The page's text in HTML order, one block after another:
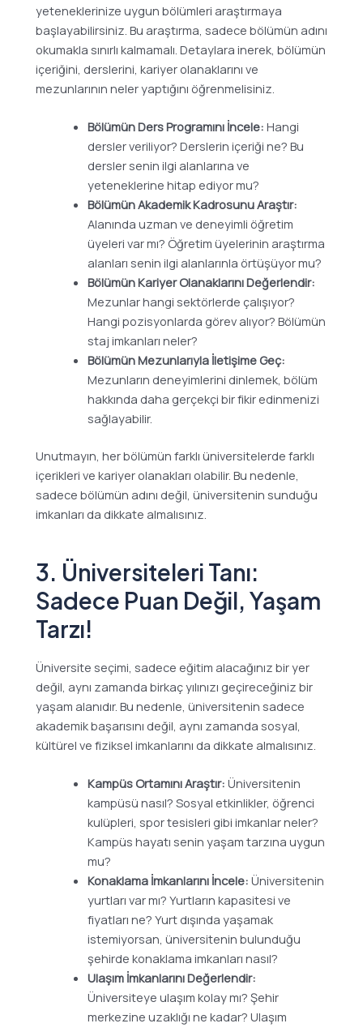
yeteneklerinize uygun bölümleri araştırmaya
başlayabilirsiniz. Bu araştırma, sadece bölümün adını
okumakla sınırlı kalmamalı. Detaylara inerek, bölümün
içeriğini, derslerini, kariyer olanaklarını ve
mezunlarının neler yaptığını öğrenmelisiniz.
Bölümün Ders Programını İncele: Hangi
dersler veriliyor? Derslerin içeriği ne? Bu
dersler senin ilgi alanlarına ve
yeteneklerine hitap ediyor mu?
Bölümün Akademik Kadrosunu Araştır:
Alanında uzman ve deneyimli öğretim
üyeleri var mı? Öğretim üyelerinin araştırma
alanları senin ilgi alanlarınla örtüşüyor mu?
Bölümün Kariyer Olanaklarını Değerlendir:
Mezunlar hangi sektörlerde çalışıyor?
Hangi pozisyonlarda görev alıyor? Bölümün
staj imkanları neler?
Bölümün Mezunlarıyla İletişime Geç:
Mezunların deneyimlerini dinlemek, bölüm
hakkında daha gerçekçi bir fikir edinmenizi
sağlayabilir.
Unutmayın, her bölümün farklı üniversitelerde farklı
içerikleri ve kariyer olanakları olabilir. Bu nedenle,
sadece bölümün adını değil, üniversitenin sunduğu
imkanları da dikkate almalısınız.
3. Üniversiteleri Tanı:
Sadece Puan Değil, Yaşam
Tarzı!
Üniversite seçimi, sadece eğitim alacağınız bir yer
değil, aynı zamanda birkaç yılınızı geçireceğiniz bir
yaşam alanıdır. Bu nedenle, üniversitenin sadece
akademik başarısını değil, aynı zamanda sosyal,
kültürel ve fiziksel imkanlarını da dikkate almalısınız.
Kampüs Ortamını Araştır: Üniversitenin
kampüsü nasıl? Sosyal etkinlikler, öğrenci
kulüpleri, spor tesisleri gibi imkanlar neler?
Kampüs hayatı senin yaşam tarzına uygun
mu?
Konaklama İmkanlarını İncele: Üniversitenin
yurtları var mı? Yurtların kapasitesi ve
fiyatları ne? Yurt dışında yaşamak
istemiyorsan, üniversitenin bulunduğu
şehirde konaklama imkanları nasıl?
Ulaşım İmkanlarını Değerlendir:
Üniversiteye ulaşım kolay mı? Şehir
merkezine uzaklığı ne kadar? Ulaşım